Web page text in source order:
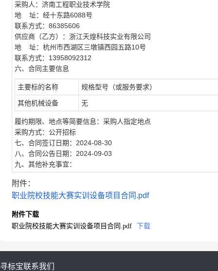
采购人：济南工程职业技术学院
地 址：经十东路6088号
联系方式：86385606
供应商（乙方）：浙江天煌科技实业有限公司
地 址：杭州市西湖区三墩镇西园五路10号
联系方式：13958092312
六、合同主要信息
主要标的名称 规格型号（或服务要求）
其他机械设备 无
履约期限、地点等简要信息：采购人指定地点
采购方式：公开招标
七、合同签订日期：2024-08-30
八、合同公告日期：2024-09-03
九、其他补充事宜：
附件：
职业院校技能大赛实训设备项目合同.pdf
附件下载
职业院校技能大赛实训设备项目合同.pdf
下载
寻标宝联系我们